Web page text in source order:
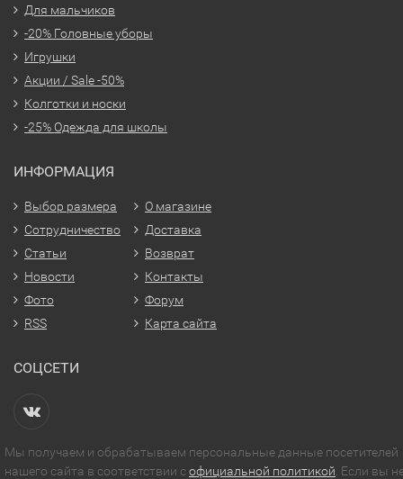
Для мальчиков
-20% Головные уборы
Игрушки
Акции / Sale -50%
Колготки и носки
-25% Одежда для школы
ИНФОРМАЦИЯ
Выбор размера
Сотрудничество
Статьи
Новости
Фото
RSS
О магазине
Доставка
Возврат
Контакты
Форум
Карта сайта
СОЦСЕТИ
Мы получаем и обрабатываем персональные данные посетителей
нашего сайта в соответствии софициальной политикой . Если вы